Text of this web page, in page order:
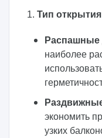
1. Тип
Распашные
наиболее
экономить
узких